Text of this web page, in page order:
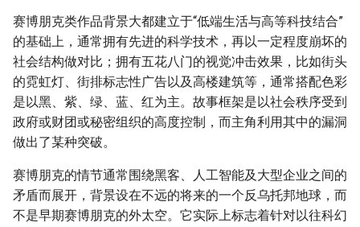
赛博朋克类作品背景大都建立于“低端生活与高等科技结合”
的基础上，通常拥有先进的科学技术，再以一定程度崩坏的
社会结构做对比；拥有五花八门的视觉冲击效果，比如街头
的霓虹灯、街排标志性广告以及高楼建筑等，通常搭配色彩
是以黑、紫、绿、蓝、红为主。故事框架是以社会秩序受到
政府或财团或秘密组织的高度控制，而主角利用其中的漏洞
做出了某种突破。
赛博朋克的情节通常围绕黑客、人工智能及大型企业之间的
矛盾而展开，背景设在不远的将来的一个反乌托邦地球，而
不是早期赛博朋克的外太空。它实际上标志着针对以往科幻